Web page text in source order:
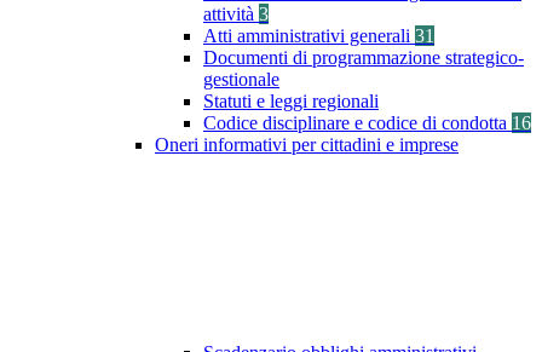
attività 3
Atti amministrativi generali 31
Documenti di programmazione strategico-
gestionale
Statuti e leggi regionali
Codice disciplinare e codice di condotta 16
Oneri informativi per cittadini e imprese